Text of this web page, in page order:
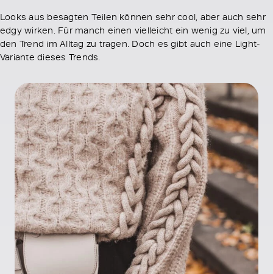
Looks aus besagten Teilen können sehr cool, aber auch sehr
edgy wirken. Für manch einen vielleicht ein wenig zu viel, um
den Trend im Alltag zu tragen. Doch es gibt auch eine Light-
Variante dieses Trends.